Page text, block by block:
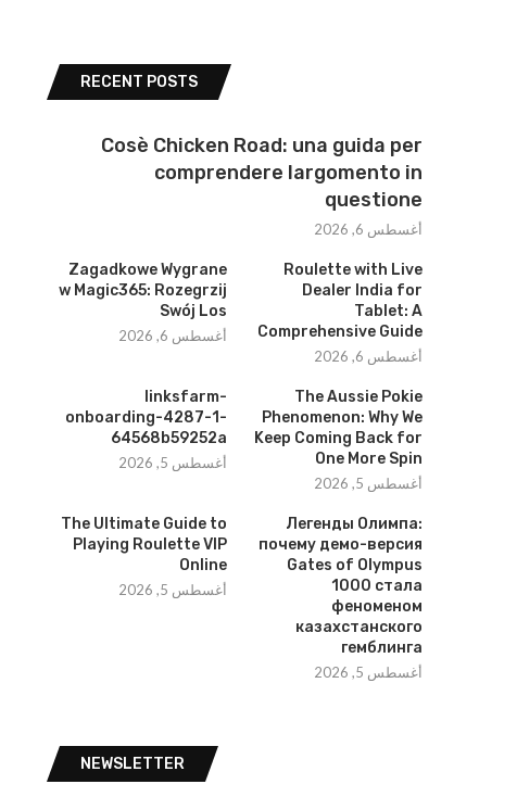
RECENT POSTS
Cosè Chicken Road: una guida per
comprendere largomento in
questione
أغسطس 6, 2026
Zagadkowe Wygrane
w Magic365: Rozegrzij
Swój Los
أغسطس 6, 2026
Roulette with Live
Dealer India for
Tablet: A
Comprehensive Guide
أغسطس 6, 2026
linksfarm-
onboarding-4287-1-
64568b59252a
أغسطس 5, 2026
The Aussie Pokie
Phenomenon: Why We
Keep Coming Back for
One More Spin
أغسطس 5, 2026
The Ultimate Guide to
Playing Roulette VIP
Online
أغسطس 5, 2026
Легенды Олимпа:
почему демо-версия
Gates of Olympus
1000 стала
феноменом
казахстанского
гемблинга
أغسطس 5, 2026
NEWSLETTER